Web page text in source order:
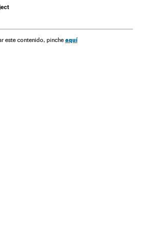
este contenido, pinche aquí